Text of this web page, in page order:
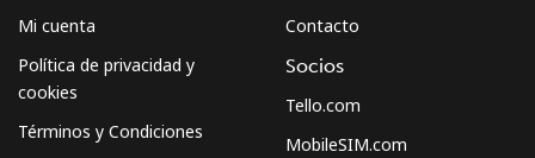
Mi cuenta
Política de privacidad y
cookies
Términos y Condiciones
Contacto
Socios
Tello.com
MobileSIM.com